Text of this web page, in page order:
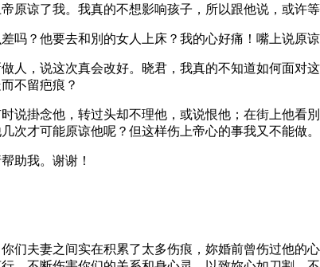
原谅了我。我真的不想影响孩子，所以跟他说，或许
吗？他要去和別的女人上床？我的心好痛！嘴上说原
人，说这次真会改好。晓君，我真的不知道如何面
不留疤痕？
说掛念他，转过头却不理他，或说恨他；在街上他
次才可能原谅他呢？但这样伤上帝心的事我又不能做。
助我。谢谢！
们夫妻之间实在积累了太多伤痕，妳婚前曾伤过他的